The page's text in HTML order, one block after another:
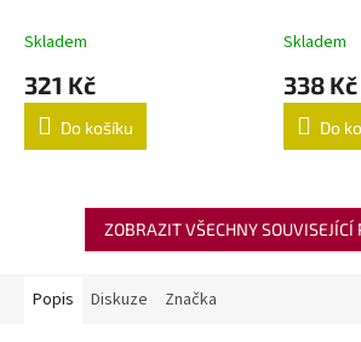
Skladem
321 Kč
Do košíku
Skladem
338 Kč
Do
ZOBRAZIT VŠECHNY SOUVISEJÍCÍ
Popis Diskuze Značka